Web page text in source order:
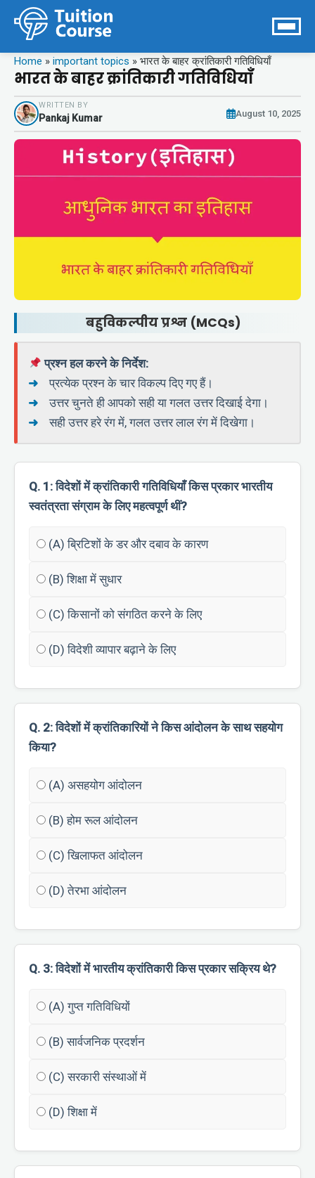
Home » important topics » भारत के बाहर क्रांतिकारी गतिविधियाँ
भारत के बाहर क्रांतिकारी गतिविधियाँ
WRITTEN BY
Pankaj Kumar August 10, 2025
बहुविकल्पीय प्रश्न (MCQs)
प्रश्न हल करने के निर्देश:
प्रत्येक प्रश्न के चार विकल्प दिए गए हैं।
उत्तर चुनते ही आपको सही या गलत उत्तर दिखाई देगा।
सही उत्तर हरे रंग में, गलत उत्तर लाल रंग में दिखेगा।
Q. 1: विदेशों में क्रांतिकारी गतिविधियाँ किस प्रकार भारतीय
स्वतंत्रता संग्राम के लिए महत्वपूर्ण थीं?
(A) ब्रिटिशों के डर और दबाव के कारण
(B) शिक्षा में सुधार
(C) किसानों को संगठित करने के लिए
(D) विदेशी व्यापार बढ़ाने के लिए
Q. 2: विदेशों में क्रांतिकारियों ने किस आंदोलन के साथ सहयोग
किया?
(A) असहयोग आंदोलन
(B) होम रूल आंदोलन
(C) खिलाफत आंदोलन
(D) तेरभा आंदोलन
Q. 3: विदेशों में भारतीय क्रांतिकारी किस प्रकार सक्रिय थे?
(A) गुप्त गतिविधियों
(B) सार्वजनिक प्रदर्शन
(C) सरकारी संस्थाओं में
(D) शिक्षा में